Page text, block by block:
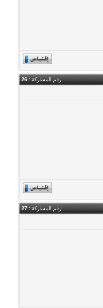
رقم المشاركة :26
رقم المشاركة :27